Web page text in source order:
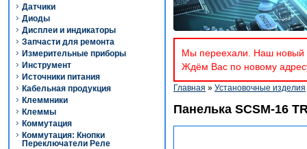
Датчики
Диоды
Дисплеи и индикаторы
Запчасти для ремонта
Измерительные приборы
Инструмент
Источники питания
Кабельная продукция
Клеммники
Клеммы
Коммутация
Коммутация: Кнопки
Переключатели Реле
Мы переехали. Наш новый
Ждём Вас по новому
Главная » Установочные изделия
Панелька SCSM-16